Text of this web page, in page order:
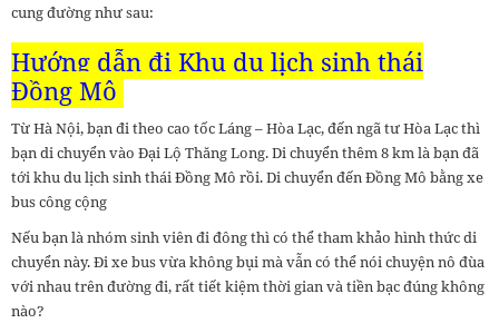
cung đường như sau:
Hướng dẫn đi Khu du lịch sinh thái
Đồng Mô
Từ Hà Nội, bạn đi theo cao tốc Láng – Hòa Lạc, đến ngã tư Hòa Lạc thì
bạn di chuyển vào Đại Lộ Thăng Long. Di chuyển thêm 8 km là bạn đã
tới khu du lịch sinh thái Đồng Mô rồi. Di chuyển đến Đồng Mô bằng xe
bus công cộng
Nếu bạn là nhóm sinh viên đi đông thì có thể tham khảo hình thức di
chuyển này. Đi xe bus vừa không bụi mà vẫn có thể nói chuyện nô đùa
với nhau trên đường đi, rất tiết kiệm thời gian và tiền bạc đúng không
nào?